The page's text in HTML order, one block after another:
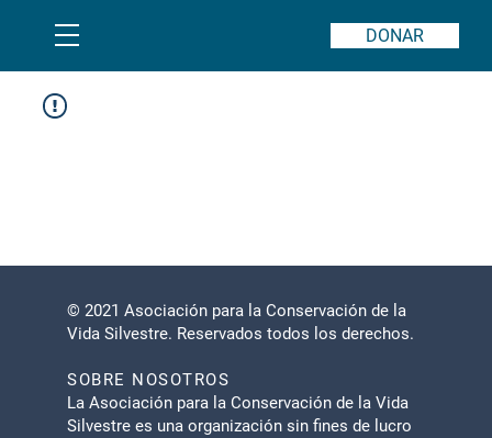
DONAR
© 2021 Asociación para la Conservación de la
Vida Silvestre. Reservados todos los derechos.
SOBRE NOSOTROS
La Asociación para la Conservación de la Vida
Silvestre es una organización sin fines de lucro